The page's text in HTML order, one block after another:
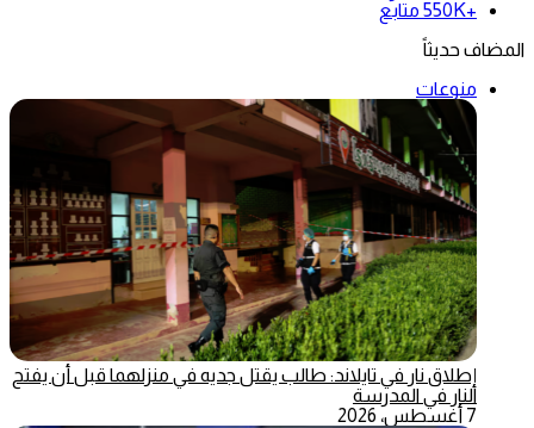
+550K
متابع
المضاف حديثاً
منوعات
إطلاق نار في تايلاند: طالب يقتل جديه في منزلهما قبل أن يفتح
النار في المدرسة
7 أغسطس، 2026